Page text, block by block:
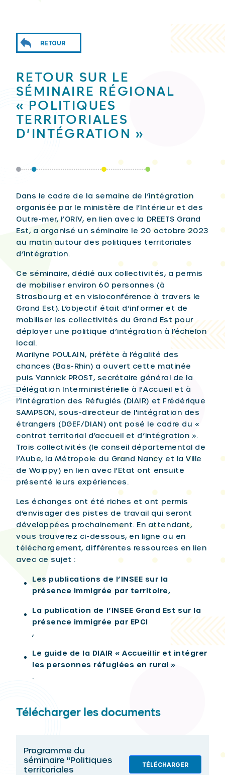
RETOUR
RETOUR SUR LE
SÉMINAIRE RÉGIONAL
« POLITIQUES
TERRITORIALES
D’INTÉGRATION »
Dans le cadre de la semaine de l’intégration
organisée par le ministère de l’Intérieur et des
Outre-mer, l’ORIV, en lien avec la DREETS Grand
Est, a organisé un séminaire le 20 octobre 2023
au matin autour des politiques territoriales
d’intégration.
Ce séminaire, dédié aux collectivités, a permis
de mobiliser environ 60 personnes (à
Strasbourg et en visioconférence à travers le
Grand Est). L’objectif était d’informer et de
mobiliser les collectivités du Grand Est pour
déployer une politique d’intégration à l’échelon
local.
Marilyne POULAIN, préfète à l’égalité des
chances (Bas-Rhin) a ouvert cette matinée
puis Yannick PROST, secrétaire général de la
Délégation Interministérielle à l’Accueil et à
l’Intégration des Réfugiés (DIAIR) et Frédérique
SAMPSON, sous-directeur de l'intégration des
étrangers (DGEF/DIAN) ont posé le cadre du «
contrat territorial d’accueil et d’intégration ».
Trois collectivités (le conseil départemental de
l’Aube, la Métropole du Grand Nancy et la Ville
de Woippy) en lien avec l’Etat ont ensuite
présenté leurs expériences.
Les échanges ont été riches et ont permis
d’envisager des pistes de travail qui seront
développées prochainement. En attendant,
vous trouverez ci-dessous, en ligne ou en
téléchargement, différentes ressources en lien
avec ce sujet :
Les publications de l’INSEE sur la
présence immigrée par territoire,
La publication de l’INSEE Grand Est sur la
présence immigrée par EPCI
,
Le guide de la DIAIR « Accueillir et intégrer
les personnes réfugiées en rural »
.
Télécharger les documents
Programme du
séminaire "Politiques
territoriales
TÉLÉCHARGER